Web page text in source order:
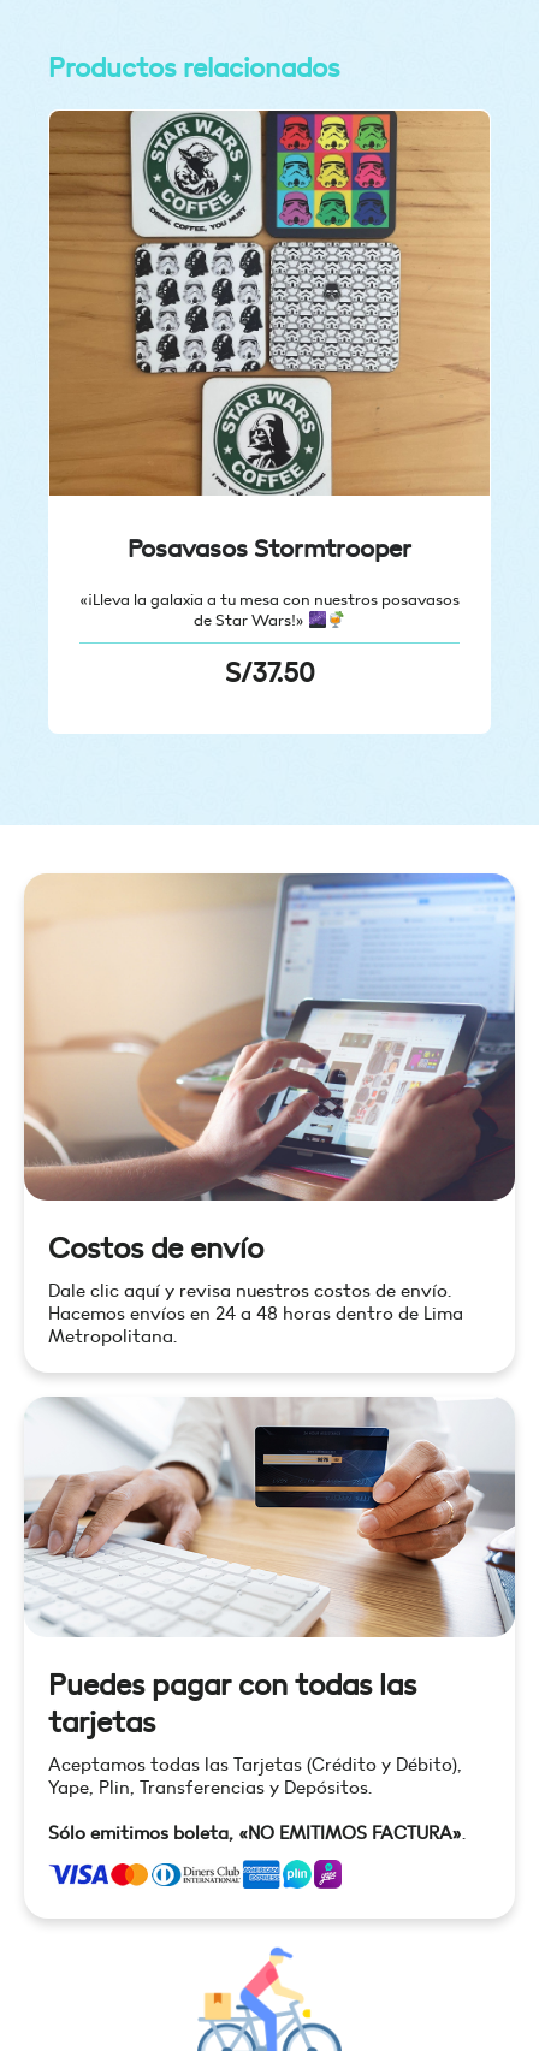
Productos relacionados
Posavasos Stormtrooper
«¡Lleva la galaxia a tu mesa con nuestros posavasos
de Star Wars!»
S/37.50
Costos de envío
Dale clic aquí y revisa nuestros costos de envío.
Hacemos envíos en 24 a 48 horas dentro de Lima
Metropolitana.
Puedes pagar con todas las
tarjetas
Aceptamos todas las Tarjetas (Crédito y Débito),
Yape, Plin, Transferencias y Depósitos.
Sólo emitimos boleta, «NO EMITIMOS FACTURA».